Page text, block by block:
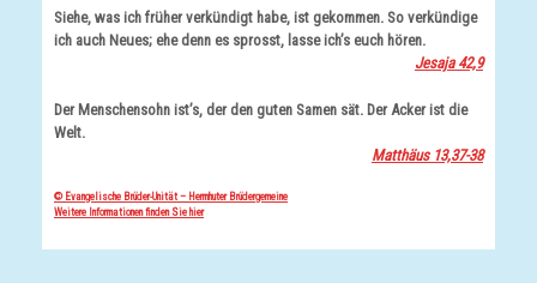
Siehe, was ich früher verkündigt habe, ist gekommen. So verkündige
ich auch Neues; ehe denn es sprosst, lasse ich’s euch hören.
Jesaja 42,9
Der Menschensohn ist’s, der den guten Samen sät. Der Acker ist die
Welt.
Matthäus 13,37-38
© Evangelische Brüder-Unität – Herrnhuter Brüdergemeine
Weitere Informationen finden Sie hier